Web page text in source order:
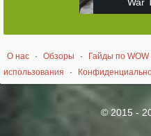
War
О нас · Обзоры · Гайды по WOW
использования
·
© 2015 -